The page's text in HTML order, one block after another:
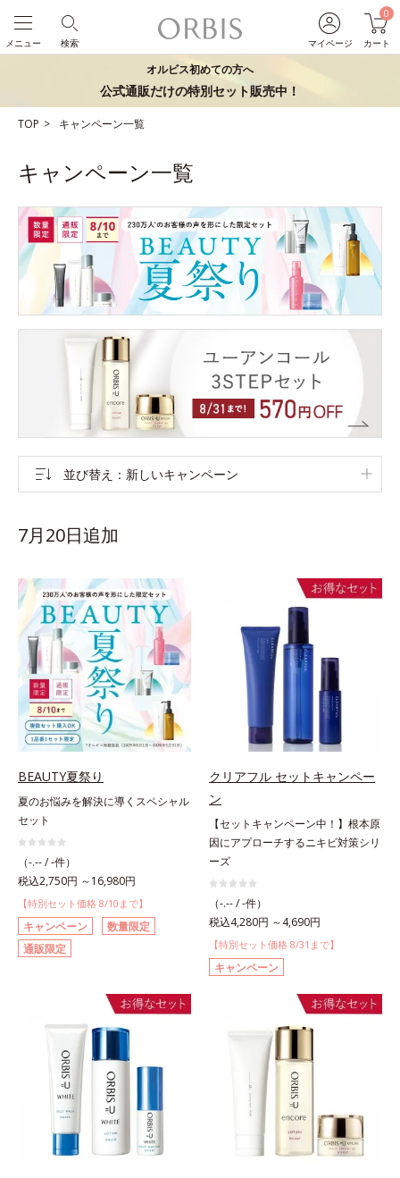
マイページ
0
カート
検索
メニュー
オルビス初めての方へ
公式通販だけの特別セット販売中！
TOP キャンペーン一覧
キャンペーン一覧
並び替え 新しいキャンペーン
7月20日追加
BEAUTY夏祭り
夏のお悩みを解決に導くスペシャル
セット
（-.-- / -件）
税込2,750円 ～16,980円
【特別セット価格 8/10まで】
キャンペーン
数量限定
通販限定
クリアフル セットキャンペー
ン
【セットキャンペーン中！】根本原
因にアプローチするニキビ対策シリ
ーズ
（-.-- / -件）
税込4,280円 ～4,690円
【特別セット価格 8/31まで】
キャンペーン